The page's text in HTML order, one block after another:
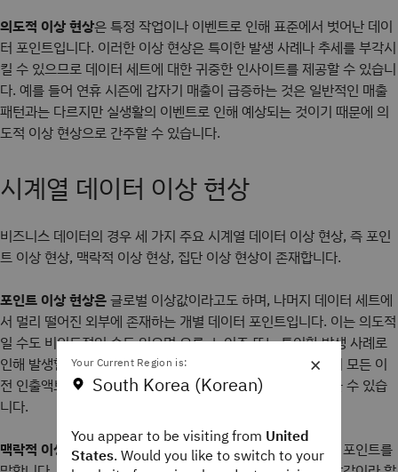
의도적 이상 현상은 특정 작업이나 이벤트로 인해 표준에서 벗어난 데이
터 포인트입니다. 이러한 이상 현상은 특이한 발생 사례나 추세를 부각시
킬 수 있으므로 데이터 세트에 대한 귀중한 인사이트를 제공할 수 있습니
다. 예를 들어 연휴 시즌에 갑자기 매출이 급증하는 것은 일반적인 매출
패턴과는 다르지만 실생활의 이벤트로 인해 예상되는 것이기 때문에 의
도적 이상 현상으로 간주할 수 있습니다.
시계열 데이터 이상 현상
비즈니스 데이터의 경우 세 가지 주요 시계열 데이터 이상 현상, 즉 포인
트 이상 현상, 맥락적 이상 현상, 집단 이상 현상이 존재합니다.
포인트 이상 현상은글로벌 이상값이라고도 하며, 나머지 데이터 세트에
서 멀리 떨어진 외부에 존재하는 개별 데이터 포인트입니다. 이는 의도적
일 수도 비의도적일 수도 있으며 오류, 노이즈 또는 특이한 발생 사례로
인해 발생할 수 있습니다. 포인트 이상 현상의 예로는 사용자의 모든 이
전 인출액보다 훨씬 큰 금액이 은행 계좌에서 인출된 경우를 들 수 있습
니다.
맥락적 이상 현상은특정 맥락 내에서 표준에서 벗어난 데이터 포인트를
×
Your Current Region is:
South Korea (Korean)
You appear to be visiting from United
States. Would you like to switch to your